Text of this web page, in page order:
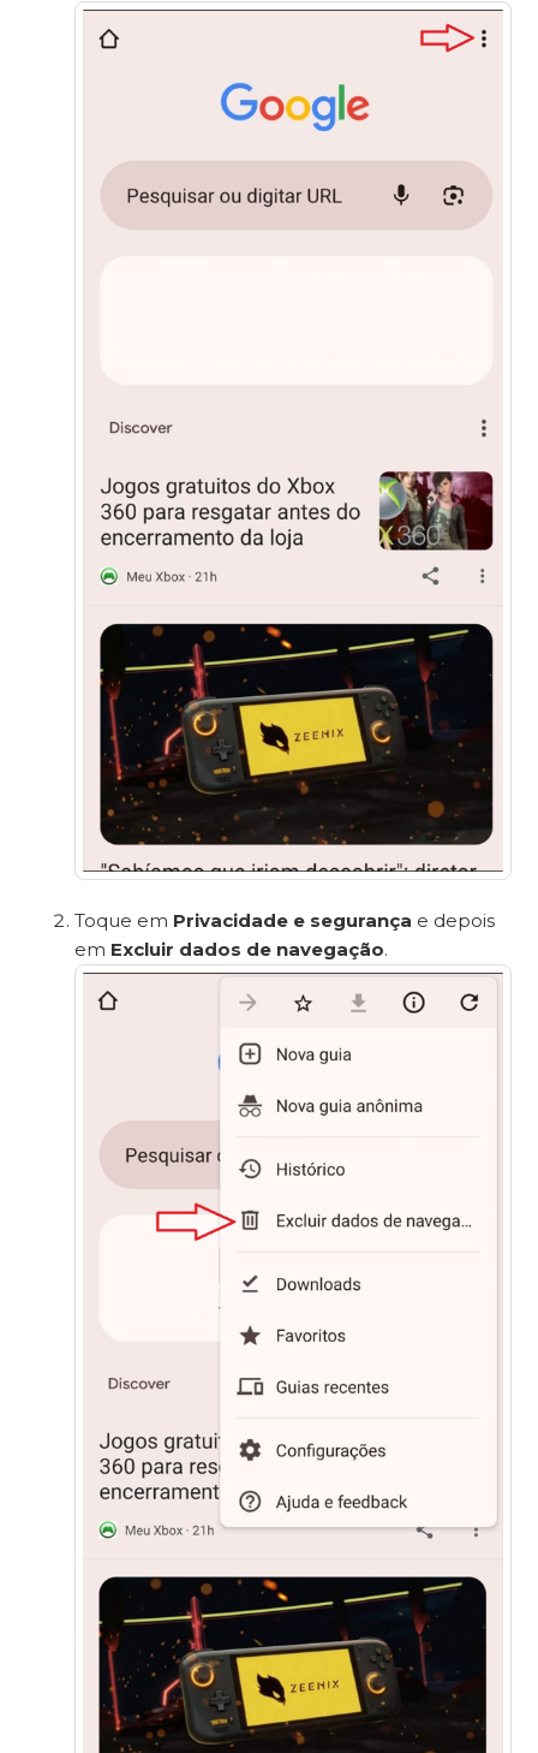
Toque em Privacidade e segurança e depois
em Excluir dados de navegação.